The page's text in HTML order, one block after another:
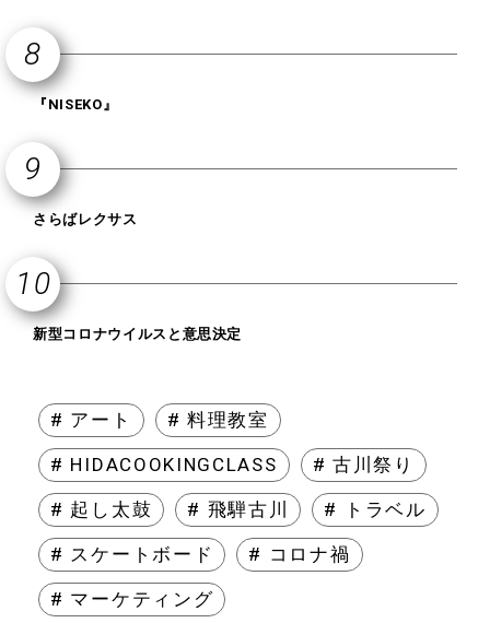
『NISEKO』
さらばレクサス
新型コロナウイルスと意思決定
# アート # 料理教室
# HIDACOOKINGCLASS # 古川祭り
# 起し太鼓 # 飛騨古川 # トラベル
# スケートボード # コロナ禍
# マーケティング